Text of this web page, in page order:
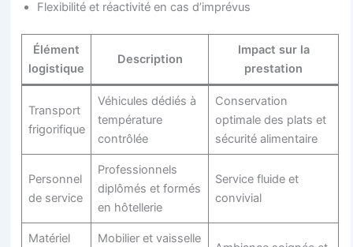
Flexibilité et réactivité en cas d’imprévus
Élément
logistique
Description
Impact sur la
prestation
Transport
frigorifique
Véhicules dédiés à
température
contrôlée
Conservation
optimale des plats et
sécurité alimentaire
Personnel
de service
Professionnels
diplômés et formés
en hôtellerie
Service fluide et
convivial
Matériel
Mobilier et vaisselle